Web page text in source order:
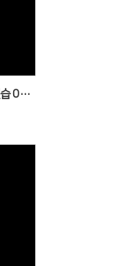
[유아부 story] 예배 스케치_ 가정축복주일 연습 0503